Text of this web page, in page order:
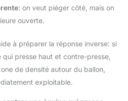
: on veut piéger côté, mais on
ouverte.
à préparer la réponse inverse: si
presse haut et contre-presse,
de densité autour du ballon,
exploitable.